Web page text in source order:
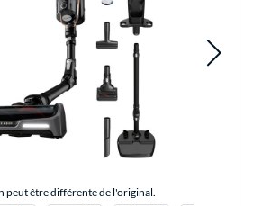
peut être différente de l'original.